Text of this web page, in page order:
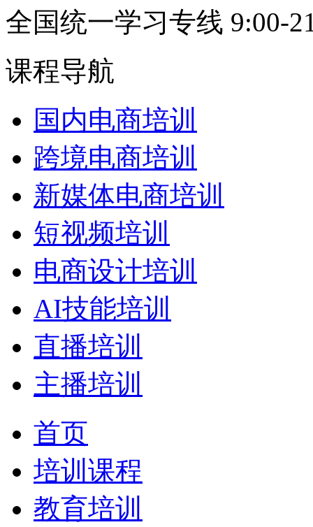
全国统一学习专线 9:00-
课程导航
国内电商培训
跨境电商培训
新媒体电商培训
短视频培训
电商设计培训
AI技能培训
直播培训
主播培训
首页
培训课程
教育培训